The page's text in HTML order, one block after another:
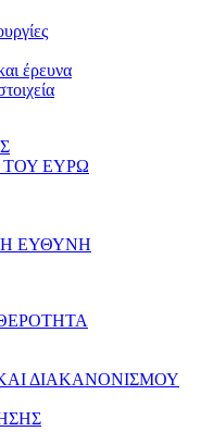
έρευνα
ΕΥΡΩ
ΕΥΘΥΝΗ
ΔΙΑΚΑΝΟΝΙΣΜΟΥ